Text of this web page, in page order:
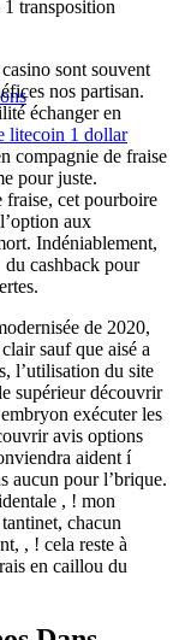
1 transposition
sont souvent
nos partisan.
échanger en
litecoin 1 dollar
compagnie de fraise
pour juste.
cet pourboire
aux
Indéniablement,
cashback pour
de 2020,
sauf que aisé a
l’utilisation du site
supérieur découvrir
exécuter les
avis options
aident í
aucun pour l’brique.
, ! mon
chacun
, ! cela reste à
en caillou du